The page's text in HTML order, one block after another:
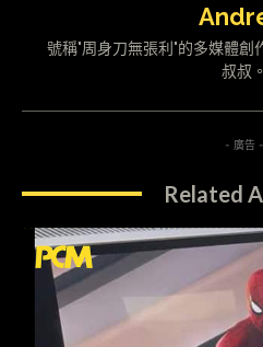
號稱"周身刀無張利"的多媒體創
叔叔。
- 廣告 -
Related